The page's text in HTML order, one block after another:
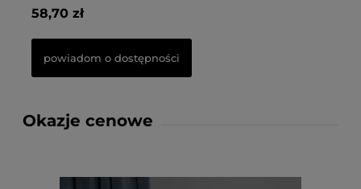
58,70 zł
powiadom o dostępności
Okazje cenowe